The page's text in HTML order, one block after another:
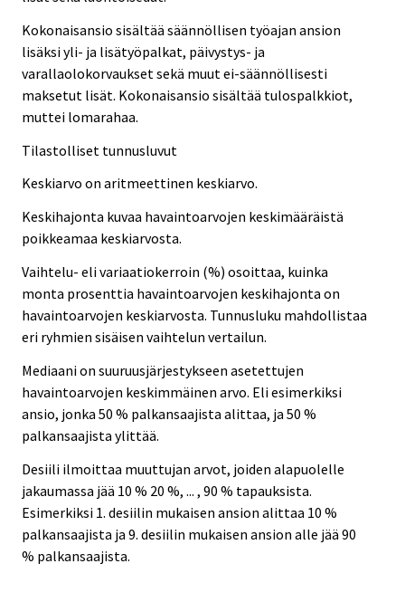
Kokonaisansio sisältää säännöllisen työajan ansion
lisäksi yli- ja lisätyöpalkat, päivystys- ja
varallaolokorvaukset sekä muut ei-säännöllisesti
maksetut lisät. Kokonaisansio sisältää tulospalkkiot,
muttei lomarahaa.
Tilastolliset tunnusluvut
Keskiarvo on aritmeettinen keskiarvo.
Keskihajonta kuvaa havaintoarvojen keskimääräistä
poikkeamaa keskiarvosta.
Vaihtelu- eli variaatiokerroin (%) osoittaa, kuinka
monta prosenttia havaintoarvojen keskihajonta on
havaintoarvojen keskiarvosta. Tunnusluku mahdollistaa
eri ryhmien sisäisen vaihtelun vertailun.
Mediaani on suuruusjärjestykseen asetettujen
havaintoarvojen keskimmäinen arvo. Eli esimerkiksi
ansio, jonka 50 % palkansaajista alittaa, ja 50 %
palkansaajista ylittää.
Desiili ilmoittaa muuttujan arvot, joiden alapuolelle
jakaumassa jää 10 % 20 %, ... , 90 % tapauksista.
Esimerkiksi 1. desiilin mukaisen ansion alittaa 10 %
palkansaajista ja 9. desiilin mukaisen ansion alle jää 90
% palkansaajista.